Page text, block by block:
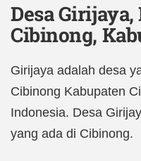
Desa
Cibinong,
Girijaya adalah desa
Cibinong Kabupaten
Indonesia. Desa
yang ada di Cibinong.